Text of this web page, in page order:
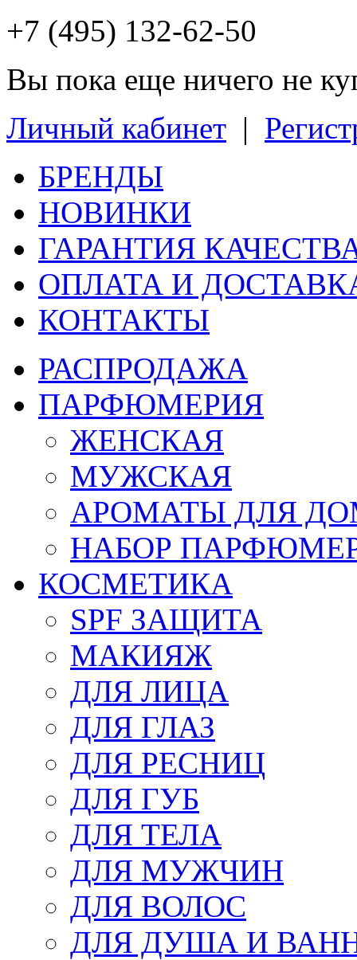
+7 (495) 132-62-50
Вы пока еще ничего не
Личный кабинет |
БРЕНДЫ
НОВИНКИ
ГАРАНТИЯ
ОПЛАТА И
КОНТАКТЫ
РАСПРОДАЖА
ПАРФЮМЕРИЯ
ЖЕНСКАЯ
МУЖСКАЯ
АРОМАТЫ ДЛЯ
НАБОР
КОСМЕТИКА
SPF ЗАЩИТА
МАКИЯЖ
ДЛЯ ЛИЦА
ДЛЯ ГЛАЗ
ДЛЯ РЕСНИЦ
ДЛЯ ГУБ
ДЛЯ ТЕЛА
ДЛЯ МУЖЧИН
ДЛЯ ВОЛОС
ДЛЯ ДУША И